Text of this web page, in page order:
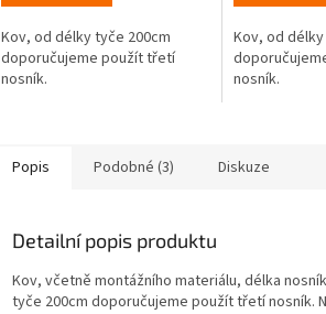
Kov, od délky tyče 200cm
doporučujeme použít třetí
nosník.
Kov, od
nosník.
Popis Podobné (3) Diskuze
Detailní popis produktu
Kov, včetně montážního materiálu, délka
tyče 200cm doporučujeme použít třetí nosník.